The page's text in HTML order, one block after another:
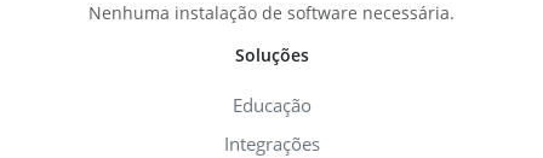
Nenhuma instalação de software necessária.
Soluções
Educação
Integrações